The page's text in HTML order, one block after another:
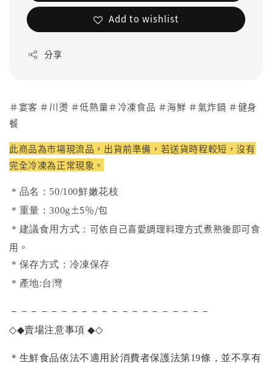
Add to wishlist
分享
＃宴客 ＃川燙 ＃低熱量＃冷凍食品 ＃海鮮 ＃氣炸鍋 ＃健身
餐
此商品為市場現流品，出貨前準備，若送貨時程較短，沒有
完全冷凍為正常現象。
＊品名：50/100鮮嫩花枝
＊重量：300g±5％/包
＊建議食用方式： 可依自己喜愛調理料理方式煮熟後即可食
用。
＊保存方式：冷凍保存
＊產地:台灣
－－－－－－－－－－－－－－－－－－－－
◇◆賣場注意事項◆◇
＊生鮮食品依法不適用於消費者保護法第19條，並不享有